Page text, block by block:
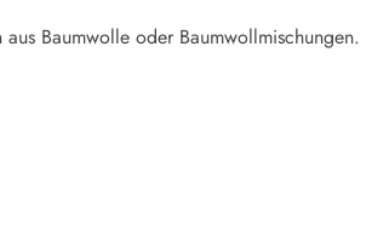
aus Baumwolle oder Baumwollmischungen.